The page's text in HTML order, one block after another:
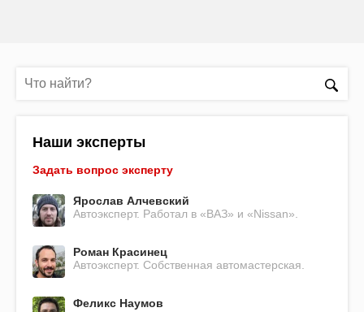
Наши эксперты
Задать вопрос эксперту
Ярослав Алчевский
Автоэксперт. Работал в «ВАЗ» и «Nissan».
Роман Красинец
Автоэксперт. Собственная автомастерская.
Феликс Наумов